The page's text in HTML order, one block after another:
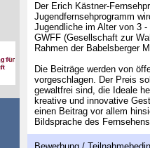
Der Erich Kästner-
Jugendfernsehprogramm
Jugendliche im Alter von 3
GWFF (Gesellschaft zur
Rahmen der Babelsberger
Die Beiträge werden von
vorgeschlagen. Der Preis
gewaltfrei sind, die Ideale
kreative und innovative
einen Beitrag vor allem
Bildsprache des